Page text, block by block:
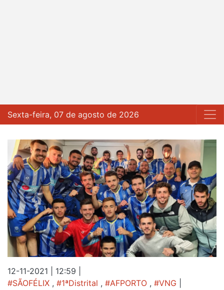
Sexta-feira, 07 de agosto de 2026
12-11-2021 | 12:59
#SÃOFÉLIX , #1ªDistrital , #AFPORTO , #VNG